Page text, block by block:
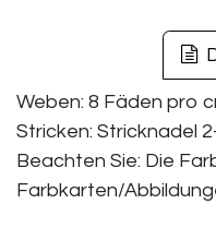
Weben: 8 Fäden pro
Stricken: Stricknadel
Beachten Sie: Die
Farbkarten/